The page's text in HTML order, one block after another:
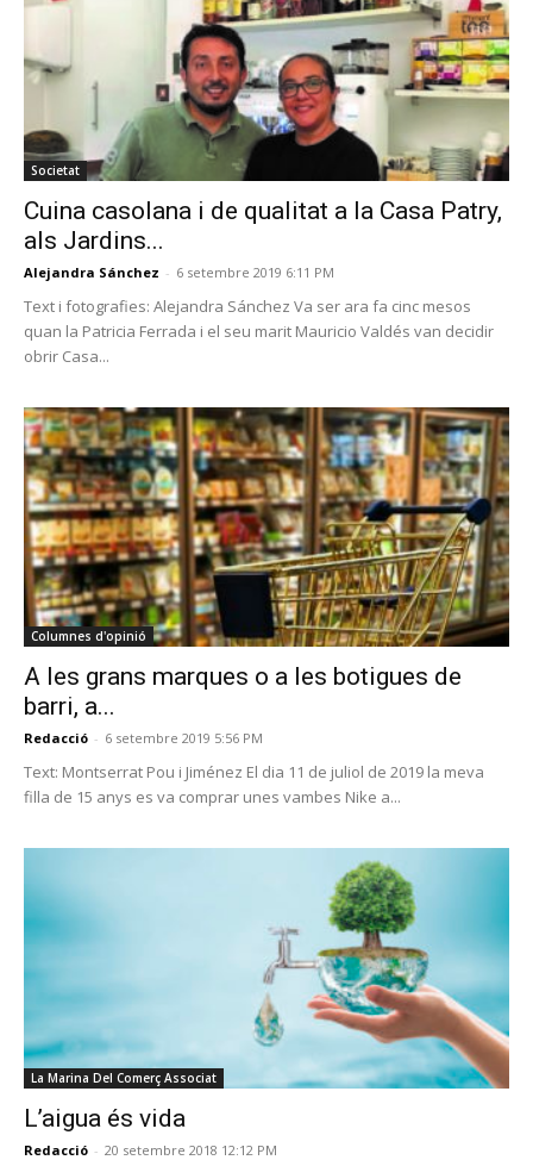
Societat
Cuina casolana i de qualitat a la Casa Patry,
als Jardins...
Alejandra Sánchez - 6 setembre 2019 6:11 PM
Text i fotografies: Alejandra Sánchez Va ser ara fa cinc mesos
quan la Patricia Ferrada i el seu marit Mauricio Valdés van decidir
obrir Casa...
Columnes d'opinió
A les grans marques o a les botigues de
barri, a...
Redacció - 6 setembre 2019 5:56 PM
Text: Montserrat Pou i Jiménez El dia 11 de juliol de 2019 la meva
filla de 15 anys es va comprar unes vambes Nike a...
La Marina Del Comerç Associat
L’aigua és vida
Redacció - 20 setembre 2018 12:12 PM